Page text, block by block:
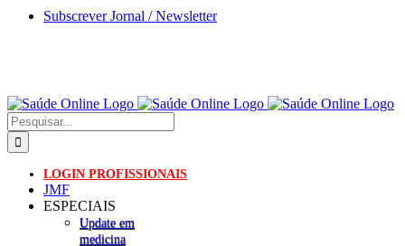
Skip
Subscrever Jornal / Newsletter
Pesquisar
LOGIN PROFISSIONAIS
JMF
ESPECIAIS
Update em
medicina